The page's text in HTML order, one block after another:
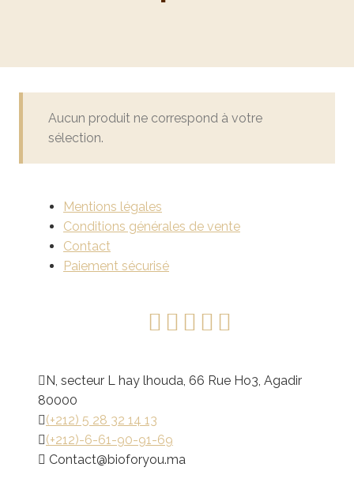
Aucun produit ne correspond à votre
sélection.
Mentions légales
Conditions générales de vente
Contact
Paiement sécurisé
N, secteur L hay lhouda, 66 Rue Ho3, Agadir
80000
(+212) 5 28 32 14 13
(+212)-6-61-90-91-69
am.uoyrofoib
@tcatnoC